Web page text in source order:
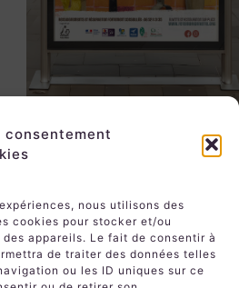
consentement
nous utilisons des
cookies pour stocker et/ou
appareils. Le fait de consentir à
de traiter des données telles
ou les ID uniques sur ce